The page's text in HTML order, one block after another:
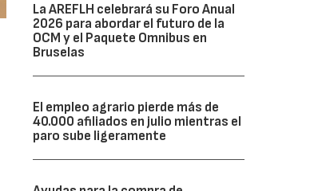
La AREFLH celebrará su Foro Anual
2026 para abordar el futuro de la
OCM y el Paquete Omnibus en
Bruselas
El empleo agrario pierde más de
40.000 afiliados en julio mientras el
paro sube ligeramente